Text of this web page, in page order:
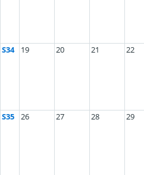
S34 19 20 21 22
S35 26 27 28 29